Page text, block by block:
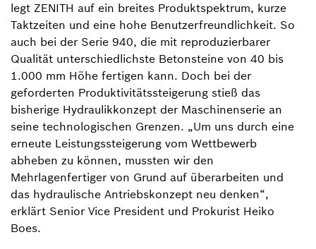
legt ZENITH auf ein breites Produktspektrum, kurze
Taktzeiten und eine hohe Benutzerfreundlichkeit. So
auch bei der Serie 940, die mit reproduzierbarer
Qualität unterschiedlichste Betonsteine von 40 bis
1.000 mm Höhe fertigen kann. Doch bei der
geforderten Produktivitätssteigerung stieß das
bisherige Hydraulikkonzept der Maschinenserie an
seine technologischen Grenzen. „Um uns durch eine
erneute Leistungssteigerung vom Wettbewerb
abheben zu können, mussten wir den
Mehrlagenfertiger von Grund auf überarbeiten und
das hydraulische Antriebskonzept neu denken“,
erklärt Senior Vice President und Prokurist Heiko
Boes.